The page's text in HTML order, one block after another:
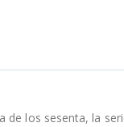
los sesenta, la